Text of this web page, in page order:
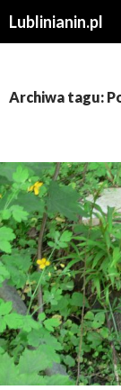
Lublinianin.pl
Archiwa tagu: